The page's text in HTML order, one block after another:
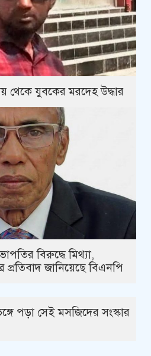
থেকে যুবকের মরদেহ উদ্ধার
বিরুদ্ধে মিথ্যা,
প্রতিবাদ জানিয়েছে বিএনপি
পড়া সেই মসজিদের সংস্কার